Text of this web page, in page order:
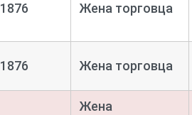
1876 Жена торговца
1876 Жена торговца
Жена